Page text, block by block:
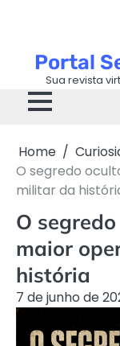
Portal
Sua revista
Home
O segredo
militar da
O
maior
história
7 de junho de